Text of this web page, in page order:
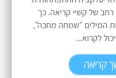
רחב של קשיי קריאה. כך
המילים "שמחה מחכה",
לקרוא...
קריאה